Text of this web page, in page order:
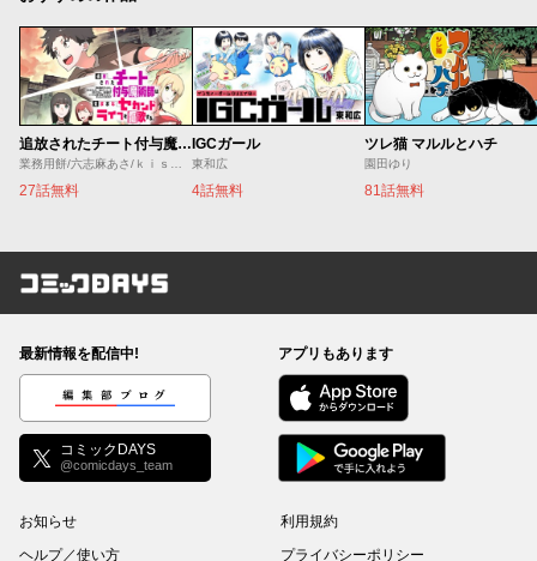
追放されたチート付与魔術師は気ままなセカンドライフを謳歌する。 ～俺は武器だけじゃなく、あらゆるものに『強化ポイント』を付与できるし、俺の意思でいつでも効果を解除できるけど、残った人たち大丈夫？～
業務用餅/六志麻あさ/ｋｉｓｕｉ
27話無料
IGCガール
東和広
4話無料
ツレ猫 マルルとハチ
園田ゆり
81話無料
コミックDAYS
最新情報を配信中!
編集部ブログ
コミックDAYS
@comicdays_team
アプリもあります
お知らせ
ヘルプ／使い方
利用規約
プライバシーポリシー